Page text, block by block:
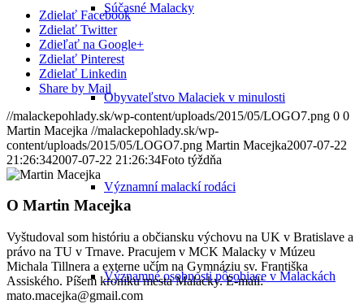
Súčasné Malacky
Obyvateľstvo Malaciek v minulosti
Významní malackí rodáci
Významné osobnosti pôsobiace v Malackách
Zdielať Facebook
Zdielať Twitter
Zdieľať na Google+
Zdielať Pinterest
Zdielať Linkedin
Share by Mail
//malackepohlady.sk/wp-content/uploads/2015/05/LOGO7.png 0 0
Martin Macejka //malackepohlady.sk/wp-
content/uploads/2015/05/LOGO7.png Martin Macejka2007-07-22
21:26:342007-07-22 21:26:34Foto týždňa
O Martin Macejka
Vyštudoval som históriu a občiansku výchovu na UK v Bratislave a
právo na TU v Trnave. Pracujem v MCK Malacky v Múzeu
Michala Tillnera a externe učím na Gymnáziu sv. Františka
Assiského. Píšem kroniku mesta Malacky. E-mail:
mato.macejka@gmail.com